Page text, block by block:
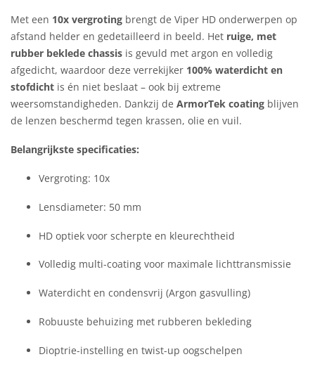
Met een 10x vergroting brengt de Viper HD onderwerpen op
afstand helder en gedetailleerd in beeld. Het ruige, met
rubber beklede chassis is gevuld met argon en volledig
afgedicht, waardoor deze verrekijker 100% waterdicht en
stofdicht is én niet beslaat – ook bij extreme
weersomstandigheden. Dankzij de ArmorTek coating blijven
de lenzen beschermd tegen krassen, olie en vuil.
Belangrijkste specificaties:
Vergroting: 10x
Lensdiameter: 50 mm
HD optiek voor scherpte en kleurechtheid
Volledig multi-coating voor maximale lichttransmissie
Waterdicht en condensvrij (Argon gasvulling)
Robuuste behuizing met rubberen bekleding
Dioptrie-instelling en twist-up oogschelpen